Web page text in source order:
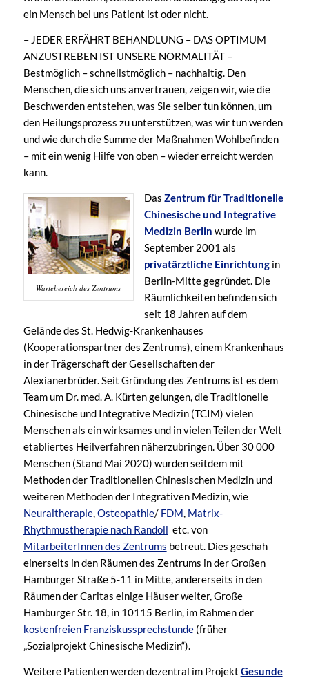
ein Mensch bei uns Patient ist oder nicht.
– JEDER ERFÄHRT BEHANDLUNG – DAS OPTIMUM
ANZUSTREBEN IST UNSERE NORMALITÄT –
Bestmöglich – schnellstmöglich – nachhaltig. Den
Menschen, die sich uns anvertrauen, zeigen wir, wie die
Beschwerden entstehen, was Sie selber tun können, um
den Heilungsprozess zu unterstützen, was wir tun werden
und wie durch die Summe der Maßnahmen Wohlbefinden
– mit ein wenig Hilfe von oben – wieder erreicht werden
kann.
Wartebereich des Zentrums
Das Zentrum für Traditionelle
Chinesische und Integrative
Medizin Berlin wurde im
September 2001 als
privatärztliche Einrichtungin
Berlin-Mitte gegründet. Die
Räumlichkeiten befinden sich
seit 18 Jahren auf dem
Gelände des St. Hedwig-Krankenhauses
(Kooperationspartner des Zentrums), einem Krankenhaus
in der Trägerschaft der Gesellschaften der
Alexianerbrüder. Seit Gründung des Zentrums ist es dem
Team um Dr. med. A. Kürten gelungen, die Traditionelle
Chinesische und Integrative Medizin (TCIM) vielen
Menschen als ein wirksames und in vielen Teilen der Welt
etabliertes Heilverfahren näherzubringen. Über 30 000
Menschen (Stand Mai 2020) wurden seitdem mit
Methoden der Traditionellen Chinesischen Medizin und
weiteren Methoden der Integrativen Medizin, wie
Neuraltherapie,Osteopathie/ FDM, Matrix-
Rhythmustherapie nach Randoll etc. von
MitarbeiterInnen des Zentrums betreut. Dies geschah
einerseits in den Räumen des Zentrums in der Großen
Hamburger Straße 5-11 in Mitte, andererseits in den
Räumen der Caritas einige Häuser weiter, Große
Hamburger Str. 18, in 10115 Berlin, im Rahmen der
kostenfreien Franziskussprechstunde(früher
„Sozialprojekt Chinesische Medizin“).
Weitere Patienten werden dezentral im Projekt Gesunde